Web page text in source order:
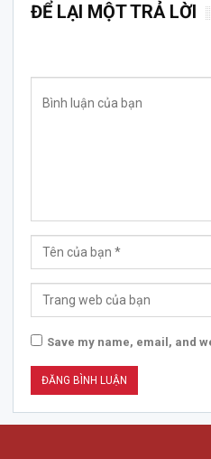
ĐỂ LẠI MỘT TRẢ LỜI
Save my name, email, and